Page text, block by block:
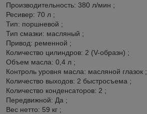
Производительность: 380 л/мин ;
Ресивер: 70 л ;
Тип: поршневой ;
Тип смазки: масляный ;
Привод: ременной ;
Количество цилиндров: 2 (V-образн) ;
Объем масла: 0,4 л ;
Контроль уровня масла: масляной глазок ;
Количество выходов: 2 быстросъема ;
Количество конденсаторов: 2 ;
Передвижной: Да ;
Вес нетто: 59 кг ;